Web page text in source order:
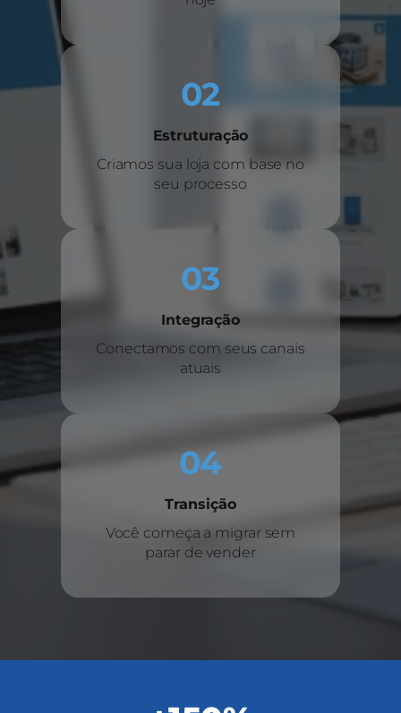
02
Estruturação
Criamos sua loja com base no
seu processo
03
Integração
Conectamos com seus canais
atuais
04
Transição
Você começa a migrar sem
parar de vender